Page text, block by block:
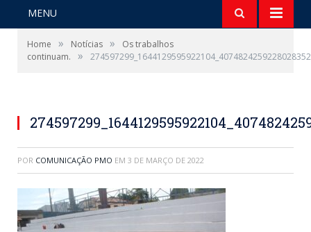
MENU
Home » Notícias »
Os trabalhos
continuam.
»
POR COMUNICAÇÃO PMO EM 3 DE MARÇO DE 2022